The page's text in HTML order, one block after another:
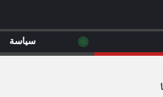
◉ سياسة